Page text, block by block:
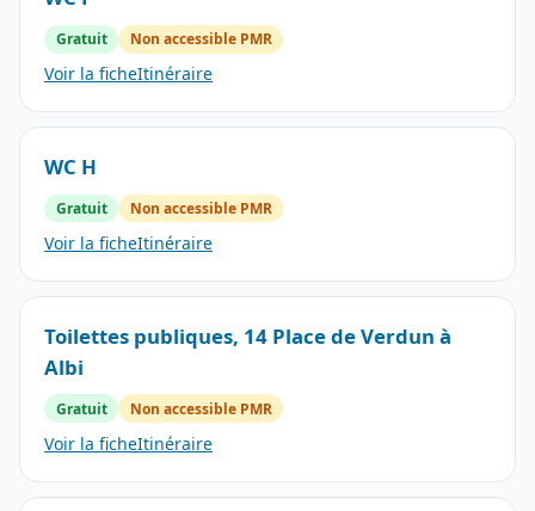
Gratuit Non accessible PMR
Voir la ficheItinéraire
WC H
Gratuit Non accessible PMR
Voir la ficheItinéraire
Toilettes publiques, 14 Place de Verdun à
Albi
Gratuit Non accessible PMR
Voir la ficheItinéraire